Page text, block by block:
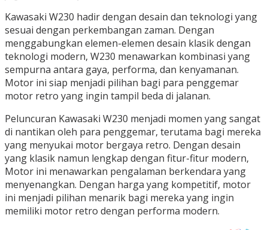
Kawasaki W230 hadir dengan desain dan teknologi yang
sesuai dengan perkembangan zaman. Dengan
menggabungkan elemen-elemen desain klasik dengan
teknologi modern, W230 menawarkan kombinasi yang
sempurna antara gaya, performa, dan kenyamanan.
Motor ini siap menjadi pilihan bagi para penggemar
motor retro yang ingin tampil beda di jalanan.
Peluncuran Kawasaki W230 menjadi momen yang sangat
di nantikan oleh para penggemar, terutama bagi mereka
yang menyukai motor bergaya retro. Dengan desain
yang klasik namun lengkap dengan fitur-fitur modern,
Motor ini menawarkan pengalaman berkendara yang
menyenangkan. Dengan harga yang kompetitif, motor
ini menjadi pilihan menarik bagi mereka yang ingin
memiliki motor retro dengan performa modern.